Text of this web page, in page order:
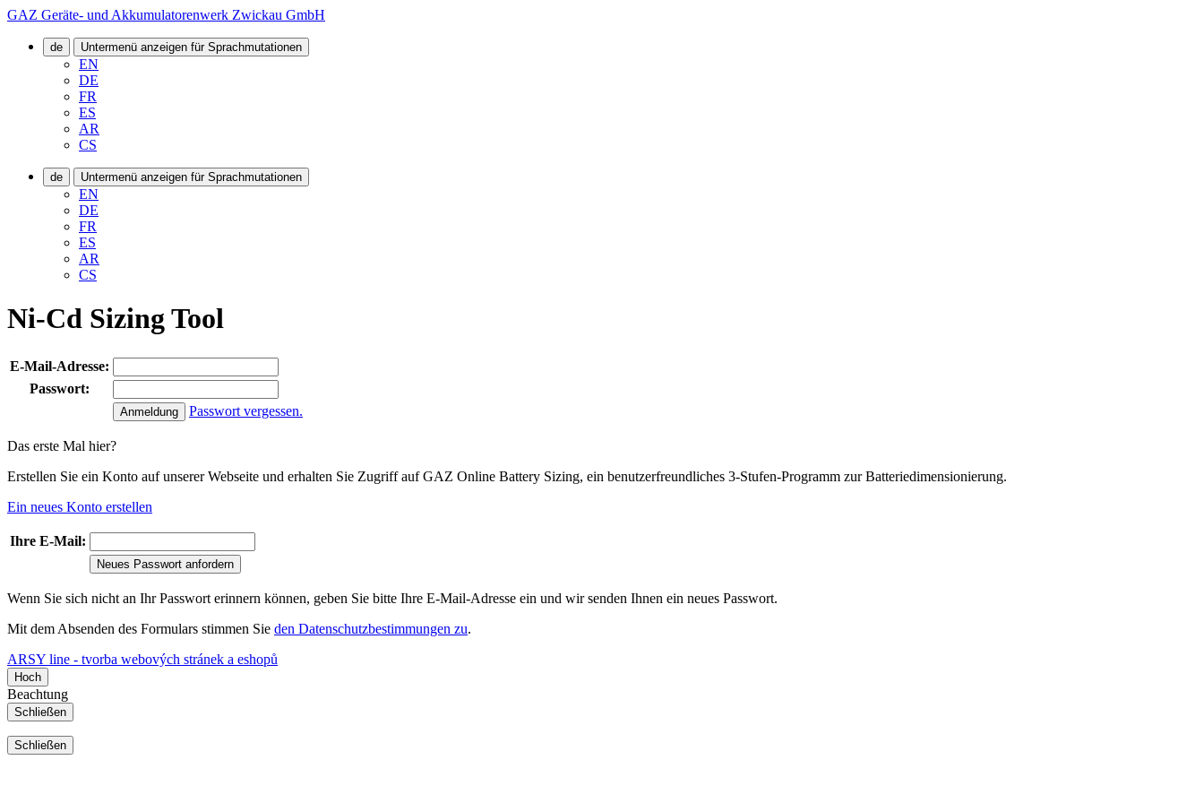
GAZ Geräte- und Akkumulatorenwerk Zwickau GmbH
de Untermenü anzeigen für Sprachmutationen
EN
DE
FR
ES
AR
CS
de Untermenü anzeigen für Sprachmutationen
EN
DE
FR
ES
AR
CS
Ni-Cd Sizing Tool
E-Mail-Adresse:
Passwort:
Passwort vergessen.
Das erste Mal hier?
Erstellen Sie ein Konto auf unserer Webseite und erhalten Sie Zugriff auf GAZ Online Battery Sizing, ein benutzerfreundliches 3-Stufen-Programm zur Batteriedimensionierung.
Ein neues Konto erstellen
Ihre E-Mail:
Neues Passwort anfordern
Wenn Sie sich nicht an Ihr Passwort erinnern können, geben Sie bitte Ihre E-Mail-Adresse ein und wir senden Ihnen ein neues Passwort.
Mit dem Absenden des Formulars stimmen Sie den Datenschutzbestimmungen zu.
ARSY line - tvorba webových stránek a eshopů
Hoch
Beachtung
Schließen
Schließen